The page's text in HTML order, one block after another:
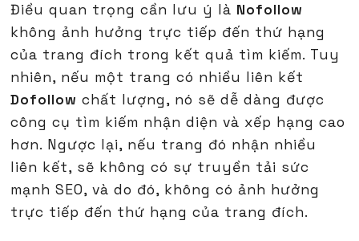
Điều quan trọng cần lưu ý là Nofollow
không ảnh hưởng trực tiếp đến thứ hạng
của trang đích trong kết quả tìm kiếm. Tuy
nhiên, nếu một trang có nhiều liên kết
Dofollow chất lượng, nó sẽ dễ dàng được
công cụ tìm kiếm nhận diện và xếp hạng cao
hơn. Ngược lại, nếu trang đó nhận nhiều
liên kết, sẽ không có sự truyền tải sức
mạnh SEO, và do đó, không có ảnh hưởng
trực tiếp đến thứ hạng của trang đích.